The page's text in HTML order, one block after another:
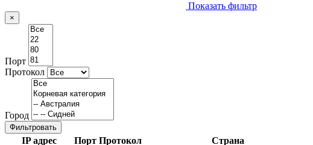
Показать фильтр
×
Порт
Протокол
Город
Фильтровать
IP адрес Порт Протокол Страна